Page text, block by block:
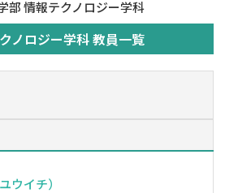
部 情報テクノロジー学科
ノロジー学科 教員一覧
ウイチ）